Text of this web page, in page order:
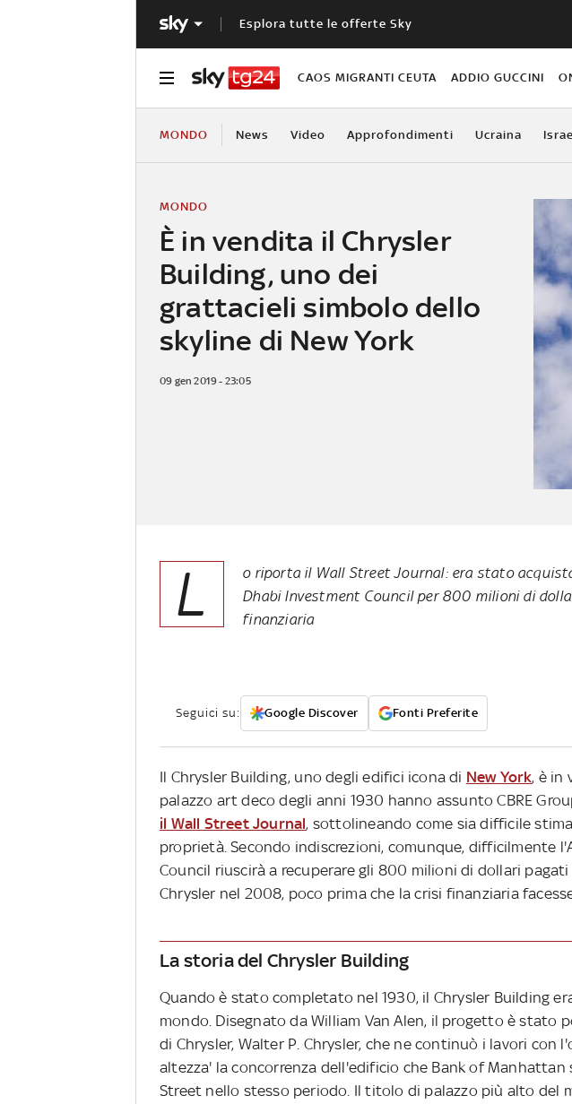
Esplora tutte le offerte Sky
CAOS MIGRANTI CEUTA ADDIO GUCCINI
MONDO News Video Approfondimenti Ucraina
È in vendita il Chrysler
Building, uno dei
grattacieli simbolo dello
skyline di New York
MONDO
09 gen 2019 - 23:05
L
o riporta il Wall Street Journal: era stato
Dhabi Investment Council per 800 milioni di
finanziaria
Seguici su: Google Discover Fonti Preferite
Il Chrysler Building, uno degli edifici icona di New York, è in
palazzo art deco degli anni 1930 hanno assunto CBRE
il Wall Street Journal, sottolineando come sia difficile
proprietà. Secondo indiscrezioni, comunque, difficilmente
Council riuscirà a recuperare gli 800 milioni di dollari
Chrysler nel 2008, poco prima che la crisi finanziaria
La storia del Chrysler Building
Quando è stato completato nel 1930, il Chrysler Building
mondo. Disegnato da William Van Alen, il progetto è stato
di Chrysler, Walter P. Chrysler, che ne continuò i lavori con
altezza' la concorrenza dell'edificio che Bank of Manhattan
Street nello stesso periodo. Il titolo di palazzo più alto del